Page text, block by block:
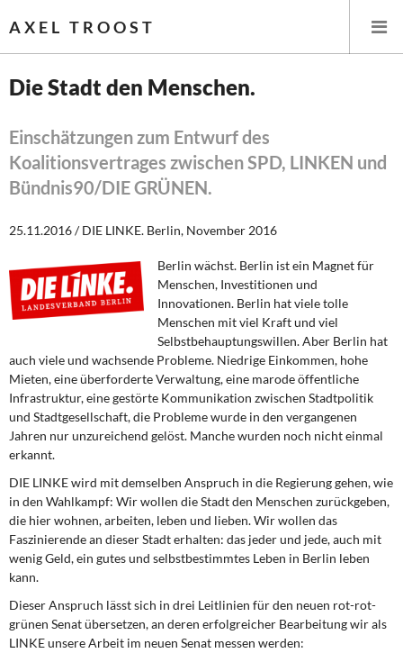
AXEL TROOST
Themen
Steuer- und Finanzpolitik
Öffentliche Infrastruktur und Daseinsvorsorge
Eurokrise und Griechenland
DIE LINKE
Weitere Themen
Memo-Gruppe
Institut Solidarische Moderne
Rosa-Luxemburg-Stiftung
Über mich
Die Stadt den Menschen.
Einschätzungen zum Entwurf des
Koalitionsvertrages zwischen SPD, LINKEN und
Bündnis90/DIE GRÜNEN.
25.11.2016 / DIE LINKE. Berlin, November 2016
Berlin wächst. Berlin ist ein Magnet für
Menschen, Investitionen und
Innovationen. Berlin hat viele tolle
Menschen mit viel Kraft und viel
Selbstbehauptungswillen. Aber Berlin hat
auch viele und wachsende Probleme. Niedrige Einkommen, hohe
Mieten, eine überforderte Verwaltung, eine marode öffentliche
Infrastruktur, eine gestörte Kommunikation zwischen Stadtpolitik
und Stadtgesellschaft, die Probleme wurde in den vergangenen
Jahren nur unzureichend gelöst. Manche wurden noch nicht einmal
erkannt.
DIE LINKE wird mit demselben Anspruch in die Regierung gehen, wie
in den Wahlkampf: Wir wollen die Stadt den Menschen zurückgeben,
die hier wohnen, arbeiten, leben und lieben. Wir wollen das
Faszinierende an dieser Stadt erhalten: das jeder und jede, auch mit
wenig Geld, ein gutes und selbstbestimmtes Leben in Berlin leben
kann.
Dieser Anspruch lässt sich in drei Leitlinien für den neuen rot-rot-
grünen Senat übersetzen, an deren erfolgreicher Bearbeitung wir als
LINKE unsere Arbeit im neuen Senat messen werden: